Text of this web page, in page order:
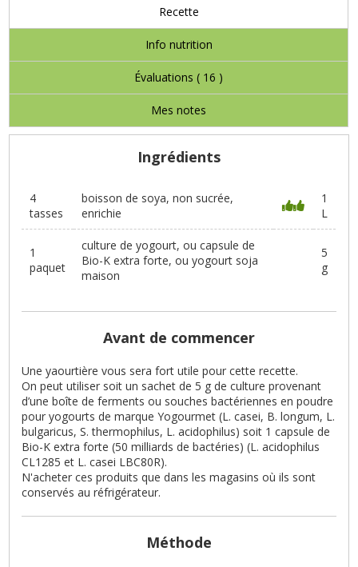
Recette
Info nutrition
Évaluations ( 16 )
Mes notes
Ingrédients
4
tasses
boisson de soya, non sucrée,
enrichie
1
L
1
paquet
culture de yogourt, ou capsule de
Bio-K extra forte, ou yogourt soja
maison
5
g
Avant de commencer
Une yaourtière vous sera fort utile pour cette recette.
On peut utiliser soit un sachet de 5 g de culture provenant
d’une boîte de ferments ou souches bactériennes en poudre
pour yogourts de marque Yogourmet (L. casei, B. longum, L.
bulgaricus, S. thermophilus, L. acidophilus) soit 1 capsule de
Bio-K extra forte (50 milliards de bactéries) (L. acidophilus
CL1285 et L. casei LBC80R).
N'acheter ces produits que dans les magasins où ils sont
conservés au réfrigérateur.
Méthode